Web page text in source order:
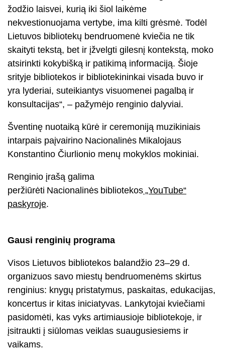
žodžio laisvei, kurią iki šiol laikėme
nekvestionuojama vertybe, ima kilti grėsmė. Todėl
Lietuvos bibliotekų bendruomenė kviečia ne tik
skaityti tekstą, bet ir įžvelgti gilesnį kontekstą, moko
atsirinkti kokybišką ir patikimą informaciją. Šioje
srityje bibliotekos ir bibliotekininkai visada buvo ir
yra lyderiai, suteikiantys visuomenei pagalbą ir
konsultacijas“, – pažymėjo renginio dalyviai.
Šventinę nuotaiką kūrė ir ceremoniją muzikiniais
intarpais paįvairino Nacionalinės Mikalojaus
Konstantino Čiurlionio menų mokyklos mokiniai.
Renginio įrašą galima
peržiūrėti Nacionalinės bibliotekos „YouTube“
paskyroje.
Gausi renginių programa
Visos Lietuvos bibliotekos balandžio 23–29 d.
organizuos savo miestų bendruomenėms skirtus
renginius: knygų pristatymus, paskaitas, edukacijas,
koncertus ir kitas iniciatyvas. Lankytojai kviečiami
pasidomėti, kas vyks artimiausioje bibliotekoje, ir
įsitraukti į siūlomas veiklas suaugusiesiems ir
vaikams.